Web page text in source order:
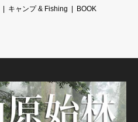
キャンプ & Fishing
BOOK